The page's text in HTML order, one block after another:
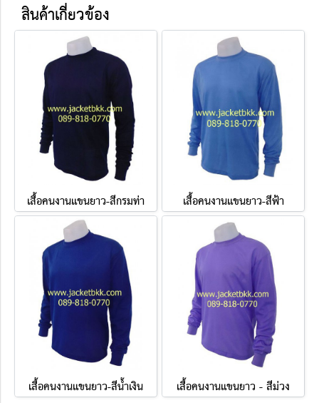
สินค้าเกี่ยวข้อง
เสื้อคนงานแขนยาว-สีกรมท่า เสื้อคนงานแขนยาว-สีฟ้า
เสื้อคนงานแขนยาว-สีน้ำเงิน เสื้อคนงานแขนยาว - สีม่วง